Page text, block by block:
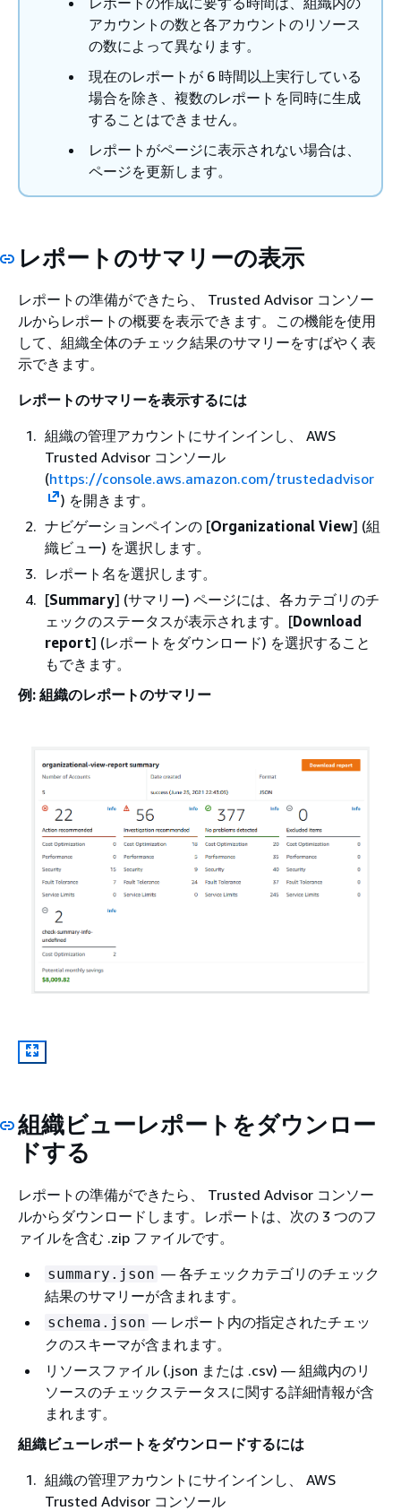
アカウントの数と各アカウントのリソース
の数によって異なります。
現在のレポートが 6 時間以上実行している
場合を除き、複数のレポートを同時に生成
することはできません。
レポートがページに表示されない場合は、
ページを更新します。
レポートのサマリーの表示
レポートの準備ができたら、 Trusted Advisor コンソー
ルからレポートの概要を表示できます。この機能を使用
して、組織全体のチェック結果のサマリーをすばやく表
示できます。
レポートのサマリーを表示するには
組織の管理アカウントにサインインし、 AWS
Trusted Advisor コンソール
(https://console.aws.amazon.com/trustedadvisor
) を開きます。
ナビゲーションペインの [Organizational View] (組
織ビュー) を選択します。
レポート名を選択します。
[Summary] (サマリー) ページには、各カテゴリのチ
ェックのステータスが表示されます。[Download
report] (レポートをダウンロード) を選択すること
もできます。
例: 組織のレポートのサマリー
組織ビューレポートをダウンロー
ドする
レポートの準備ができたら、 Trusted Advisor コンソー
ルからダウンロードします。レポートは、次の 3 つのフ
ァイルを含む .zip ファイルです。
summary.json — 各チェックカテゴリのチェック
結果のサマリーが含まれます。
schema.json — レポート内の指定されたチェッ
クのスキーマが含まれます。
リソースファイル (.json または .csv) — 組織内のリ
ソースのチェックステータスに関する詳細情報が含
まれます。
組織ビューレポートをダウンロードするには
組織の管理アカウントにサインインし、 AWS
Trusted Advisor コンソール